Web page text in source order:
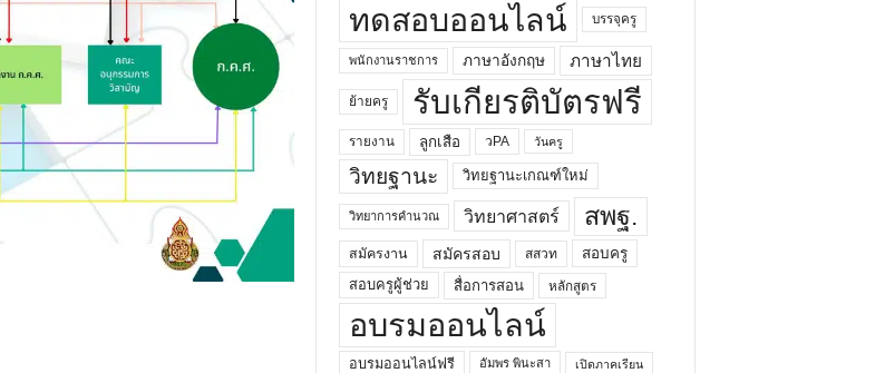
ทดสอบออนไลน์ บรรจุครู
พนักงานราชการ ภาษาอังกฤษ ภาษาไทย
ย้ายครู รับเกียรติบัตรฟรี
รายงาน ลูกเสือ วPA วันครู
วิทยฐานะ วิทยฐานะเกณฑ์ใหม่
วิทยาการคำนวณ วิทยาศาสตร์ สพฐ.
สมัครงาน สมัครสอบ สสวท
สอบครู
สอบครูผู้ช่วย
สื่อการสอน หลักสูตร
อบรมออนไลน์
อบรมออนไลน์ฟรี อัมพร พินะสา เปิดภาคเรียน